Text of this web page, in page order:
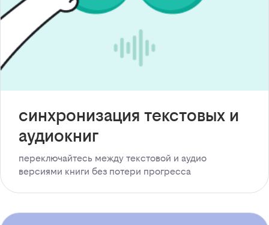
синхронизация текстовых и
аудиокниг
переключайтесь между текстовой и аудио
версиями книги без потери прогресса